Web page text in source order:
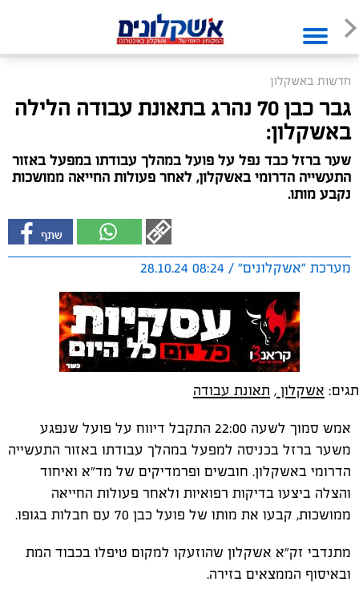
חדשות באשקלון
גבר כבן 70 נהרג בתאונת עבודה הלילה
באשקלון:
שער ברזל כבד נפל על פועל במהלך עבודתו במפעל באזור
התעשייה הדרומי באשקלון, לאחר פעולות החייאה ממושכות
נקבע מותו.
מערכת "אשקלונים" / 08:24 28.10.24
תגים: אשקלון , תאונת עבודה
אמש סמוך לשעה 22:00 התקבל דיווח על פועל שנפגע
משער ברזל בכניסה למפעל במהלך עבודתו באזור התעשייה
הדרומי באשקלון. חובשים ופרמדיקים של מד"א ואיחוד
והצלה ביצעו בדיקות רפואיות ולאחר פעולות החייאה
ממושכות, קבעו את מותו של פועל כבן 70 עם חבלות בגופו.
מתנדבי זק"א אשקלון שהוזעקו למקום טיפלו בכבוד המת
ובאיסוף הממצאים בזירה.